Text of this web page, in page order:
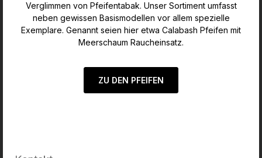
Verglimmen von Pfeifentabak. Unser Sortiment umfasst
neben gewissen Basismodellen vor allem spezielle
Exemplare. Genannt seien hier etwa Calabash Pfeifen mit
Meerschaum Raucheinsatz.
ZU DEN PFEIFEN